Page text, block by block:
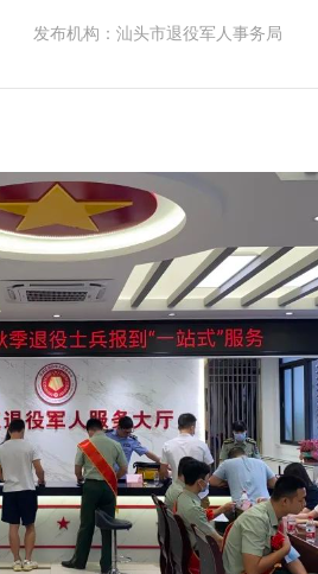
发布机构：汕头市退役军人事务局